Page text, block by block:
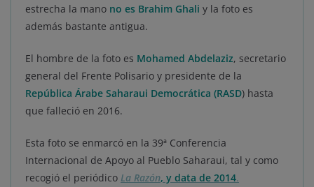
estrecha la mano no es Brahim Ghali y la foto es
además bastante antigua.
El hombre de la foto es Mohamed Abdelaziz, secretario
general del Frente Polisario y presidente de la
República Árabe Saharaui Democrática (RASD) hasta
que falleció en 2016.
Esta foto se enmarcó en la 39ª Conferencia
Internacional de Apoyo al Pueblo Saharaui, tal y como
recogió el periódico La Razón, y data de 2014.